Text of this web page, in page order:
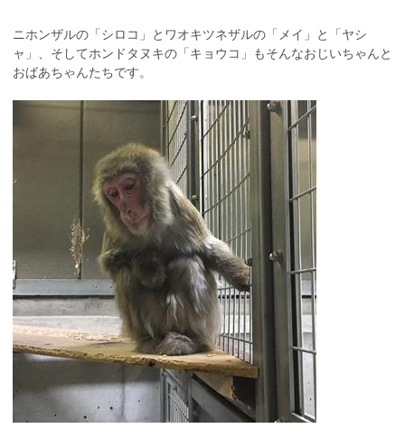
ニホンザルの「シロコ」とワオキツネザルの「メイ」と「ヤシ
ャ」、そしてホンドタヌキの「キョウコ」もそんなおじいちゃんと
おばあちゃんたちです。